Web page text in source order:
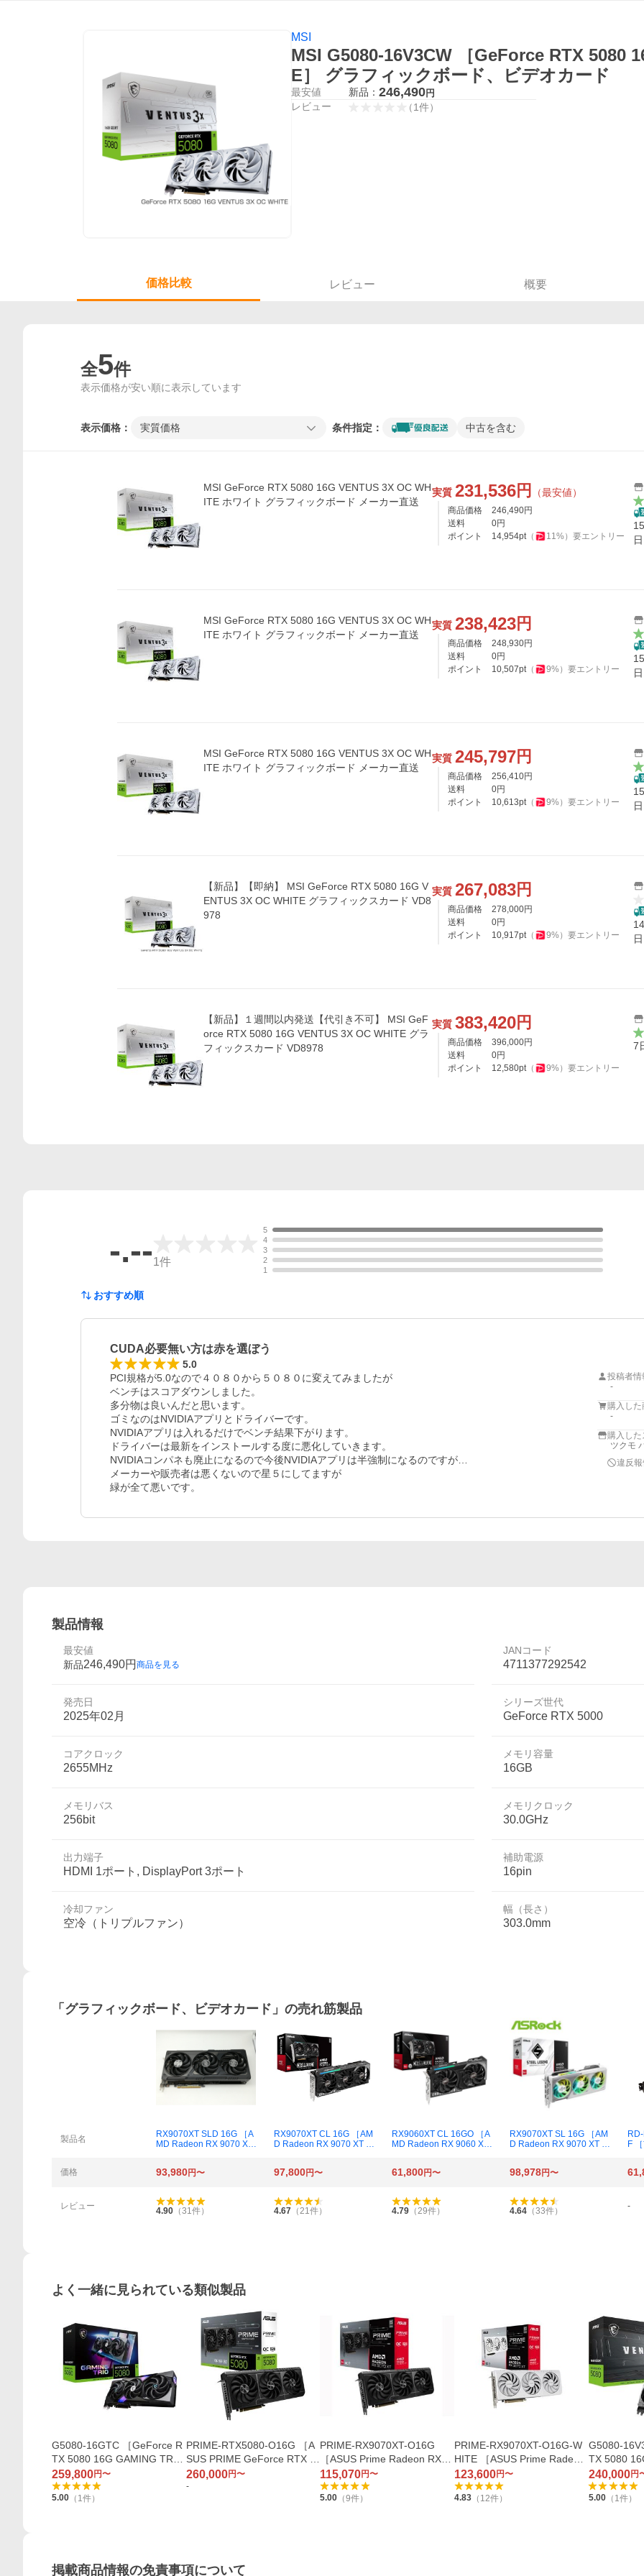
MSI
MSI G5080-16V3CW ［GeForce RTX 5080
E］ グラフィックボード、ビデオカード
最安値 新品： 246,490円
レビュー （1件）
価格比較 レビュー 概要
全5件
表示価格が安い順に表示しています
表示価格： 実質価格 条件指定： 中古を含む
MSI GeForce RTX 5080 16G VENTUS 3X OC WH
ITE ホワイト グラフィックボード メーカー直送
実質 231,536円 （最安値）
商品価格 246,490円
送料
0円
ポイント
14,954pt（ 11%） 要エントリー
MSI GeForce RTX 5080 16G VENTUS 3X OC WH
ITE ホワイト グラフィックボード メーカー直送
実質 238,423円
商品価格 248,930円
送料
0円
ポイント
10,507pt（ 9%） 要エントリー
MSI GeForce RTX 5080 16G VENTUS 3X OC WH
ITE ホワイト グラフィックボード メーカー直送
実質 245,797円
商品価格 256,410円
送料
0円
ポイント
10,613pt（ 9%） 要エントリー
【新品】【即納】 MSI GeForce RTX 5080 16G V
ENTUS 3X OC WHITE グラフィックスカード VD8
978
実質 267,083円
商品価格 278,000円
送料
0円
ポイント
10,917pt（ 9%） 要エントリー
【新品】１週間以内発送【代引き不可】 MSI GeF
orce RTX 5080 16G VENTUS 3X OC WHITE グラ
フィックスカード VD8978
実質 383,420円
商品価格 396,000円
送料
0円
ポイント
12,580pt（ 9%） 要エントリー
7
-.--1件
5
4
3
2
1
おすすめ順
CUDA必要無い方は赤を選ぼう
5.0
PCI規格が5.0なので４０８０から５０８０に変えてみましたが
ベンチはスコアダウンしました。
多分物は良いんだと思います。
ゴミなのはNVIDIAアプリとドライバーです。
NVIDIAアプリは入れるだけでベンチ結果下がります。
ドライバーは最新をインストールする度に悪化していきます。
NVIDIAコンパネも廃止になるので今後NVIDIAアプリは半強制になるのですが…
メーカーや販売者は悪くないので星５にしてますが
緑が全て悪いです。
投稿者情
-
購入した
-
購入した
ツクモ
違反
製品情報
最安値
新品246,490円 商品を見る
JANコード
4711377292542
発売日
2025年02月
シリーズ世代
GeForce RTX 5000
コアクロック
2655MHz
メモリ容量
16GB
メモリバス
256bit
メモリクロック
30.0GHz
出力端子
HDMI 1ポート, DisplayPort 3ポート
補助電源
16pin
冷却ファン
空冷（トリプルファン）
幅（長さ）
303.0mm
「 グラフィックボード、ビデオカード 」の売れ筋製品
製品名
RX9070XT SLD 16G ［A
MD Radeon RX 9070 XT
RX9070XT CL 16G ［AM
D Radeon RX 9070 XT C
RX9060XT CL 16GO ［A
MD Radeon RX 9060 XT
RX9070XT SL 16G ［AM
D Radeon RX 9070 XT St
F
（
価格
93,980円〜 97,800円〜 61,800円〜 98,978円〜
レビュー
4.90 （31件） 4.67 （21件） 4.79 （29件） 4.64 （33件） -
よく一緒に見られている類似製品
G5080-16GTC ［GeForce R
TX 5080 16G GAMING TRIO
OC］
259,800円〜
5.00 （ 1 件）
PRIME-RTX5080-O16G ［A
SUS PRIME GeForce RTX 5
080 16GB GDDR7 OC Editio
n］
260,000円〜
-
PRIME-RX9070XT-O16G
［ASUS Prime Radeon RX 9
070 XT OC Edition 16GB GD
DR6］
115,070円〜
5.00 （9件）
PRIME-RX9070XT-O16G-W
HITE ［ASUS Prime Radeon
RX 9070 XT White OC Editio
n 16GB GDDR6］
123,600円〜
4.83（ 12件）
G5080-
TX 5080
C］
240,000円
5.00（ 1 件）
掲載商品情報の免責事項について